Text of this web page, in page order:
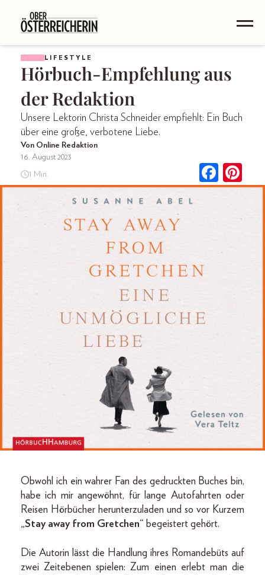
LIFESTYLE
Hörbuch-Empfehlung aus
der Redaktion
Unsere Lektorin Christa Schneider empfiehlt: Ein Buch
über eine große, verbotene Liebe.
Von Online Redaktion
16. August 2023
1 Min.
Obwohl ich ein wahrer Fan des gedruckten Buches bin,
habe ich mir angewöhnt, für lange Autofahrten oder
Reisen Hörbücher herunterzuladen und so vor Kurzem
„Stay away from Gretchen“ begeistert gehört.
Die Autorin lässt die Handlung ihres Romandebüts auf
zwei Zeitebenen spielen: Zum einen erlebt man die